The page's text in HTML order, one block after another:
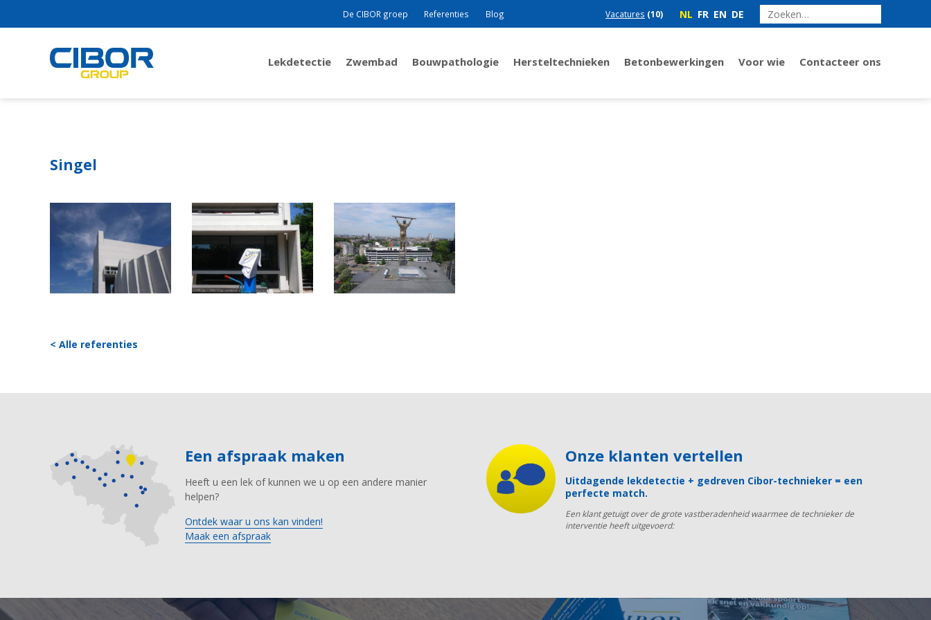
De CIBOR groep Referenties Blog Vacatures (10) NL FR EN DE
Lekdetectie Zwembad Bouwpathologie Hersteltechnieken Betonbewerkingen Voor wie Contacteer ons
Singel
< Alle referenties
Een afspraak maken
Heeft u een lek of kunnen we u op een andere manier
helpen?
Ontdek waar u ons kan vinden!
Maak een afspraak
Onze klanten vertellen
Uitdagende lekdetectie + gedreven Cibor-technieker = een
perfecte match.
Een klant getuigt over de grote vastberadenheid waarmee de technieker de
interventie heeft uitgevoerd: